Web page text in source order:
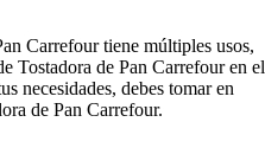
Carrefour tiene múltiples usos,
Tostadora de Pan Carrefour en el
necesidades, debes tomar en
de Pan Carrefour.